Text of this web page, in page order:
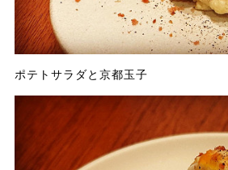
ポテトサラダと京都玉子